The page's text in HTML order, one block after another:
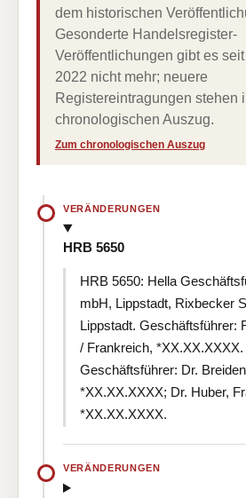
dem historischen
Gesonderte Handelsregister-
Veröffentlichungen gibt es
2022 nicht mehr; neuere
Registereintragungen stehen
chronologischen Auszug.
Zum chronologischen Auszug
VERÄNDERUNGEN
HRB 5650
HRB 5650: Hella
mbH, Lippstadt, Rixbecker
Lippstadt. Geschäftsführer:
/ Frankreich,
Geschäftsführer: Dr.
*XX.XX.XXXX; Dr. Huber,
*XX.XX.XXXX.
VERÄNDERUNGEN